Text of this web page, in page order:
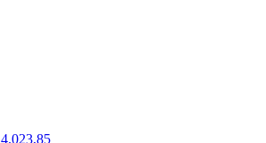
4.023,85